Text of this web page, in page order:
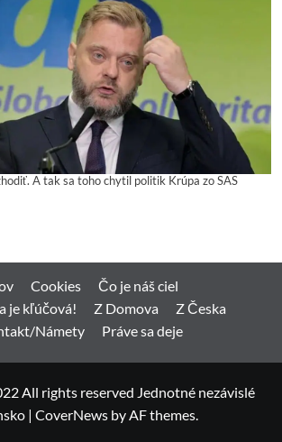
A tak sa toho chytil politik Krúpa zo SAS
Cookies
Čo je náš ciel
je kľúčová!
Z Domova
Z Česka
Námety
Práve sa deje
All rights reserved Jednotné nezávislé
| CoverNews by AF themes.